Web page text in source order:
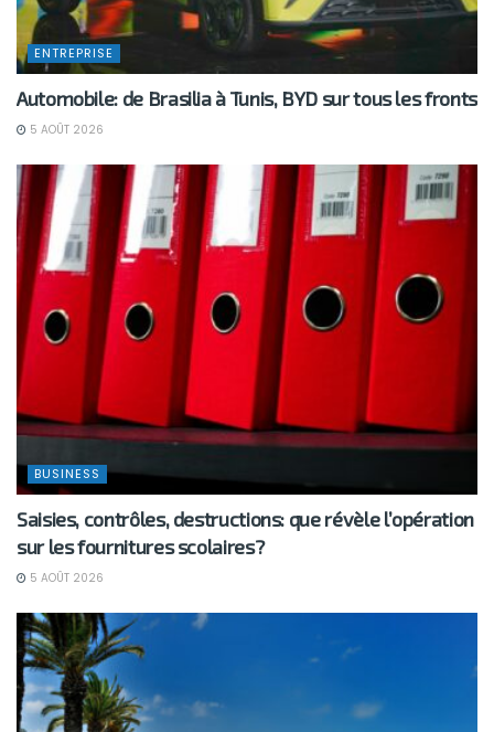
ENTREPRISE
Automobile: de Brasilia à Tunis, BYD sur tous les fronts
5 AOÛT 2026
BUSINESS
Saisies, contrôles, destructions: que révèle l’opération
sur les fournitures scolaires?
5 AOÛT 2026